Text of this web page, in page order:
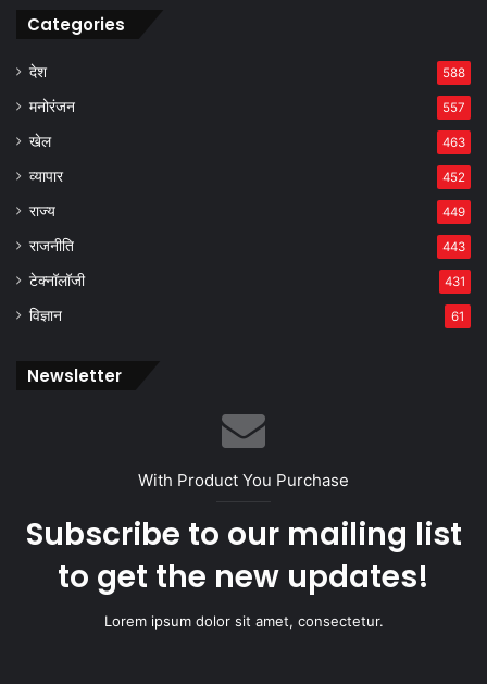
Categories
देश 588
मनोरंजन 557
खेल 463
व्यापार 452
राज्य 449
राजनीति 443
टेक्नॉलॉजी 431
विज्ञान 61
Newsletter
With Product You Purchase
Subscribe to our mailing list
to get the new updates!
Lorem ipsum dolor sit amet, consectetur.